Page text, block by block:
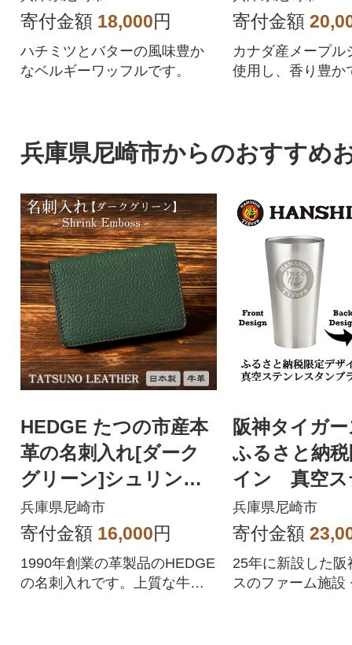
寄付金額 18,000円
ハチミツとバターの風味豊か
なベルギーワッフルです。
寄付金額
カナダ産メープル
使用し、香り豊か
兵庫県尼崎市からのおすすめ
HEDGE たつの市産本
革の名刺入れ[ダーク
グリーン]シュリンク
エンボス牛革のビジネ
スアイテム
兵庫県尼崎市
寄付金額 16,000円
1990年創業の革製品のHEDGE
の名刺入れです。上質な牛革
阪神タイガ
ふるさと納
イン 真空ス
タンブラー
兵庫県尼崎市
寄付金額
25年に新設した阪
スのファーム施設